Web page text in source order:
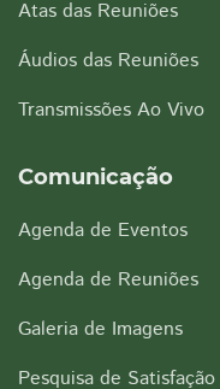
Atas das Reuniões
Áudios das Reuniões
Transmissões Ao Vivo
Comunicação
Agenda de Eventos
Agenda de Reuniões
Galeria de Imagens
Pesquisa de Satisfação